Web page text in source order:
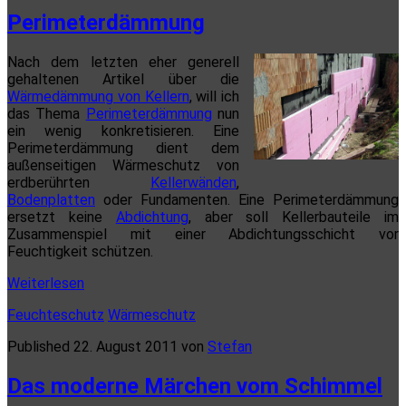
Perimeterdämmung
Nach dem letzten eher generell
gehaltenen Artikel über die
Wärmedämmung von Kellern, will ich
das Thema Perimeterdämmung nun
ein wenig konkretisieren. Eine
Perimeterdämmung dient dem
außenseitigen Wärmeschutz von
erdberührten Kellerwänden,
Bodenplatten oder Fundamenten. Eine Perimeterdämmung
ersetzt keine Abdichtung, aber soll Kellerbauteile im
Zusammenspiel mit einer Abdichtungsschicht vor
Feuchtigkeit schützen.
Weiterlesen
Feuchteschutz Wärmeschutz
Published 22. August 2011 von Stefan
Das moderne Märchen vom Schimmel